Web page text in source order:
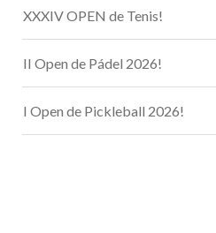
XXXIV OPEN de Tenis!
II Open de Pádel 2026!
I Open de Pickleball 2026!